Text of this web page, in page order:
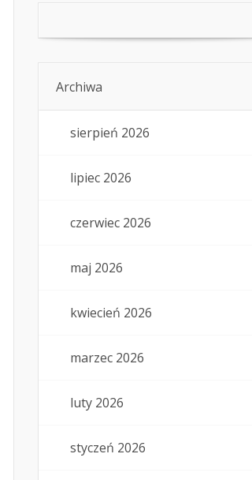
Archiwa
sierpień 2026
lipiec 2026
czerwiec 2026
maj 2026
kwiecień 2026
marzec 2026
luty 2026
styczeń 2026